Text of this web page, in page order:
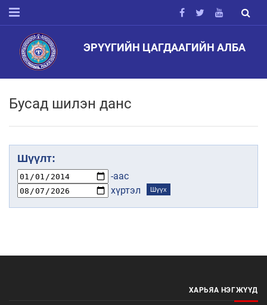
ЭРҮҮГИЙН ЦАГДААГИЙН АЛБА
Бусад шилэн данс
Шүүлт:
-аас
хүртэл
Шүүх
ХАРЬЯА НЭГЖҮҮД